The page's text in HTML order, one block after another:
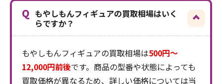
Q もやしもんフィギュアの買取相場はいく
らですか？
もやしもんフィギュアの買取相場は500円～
12,000円前後です。商品の型番や状態によっても
買取価格が異なるため、詳しい価格については当